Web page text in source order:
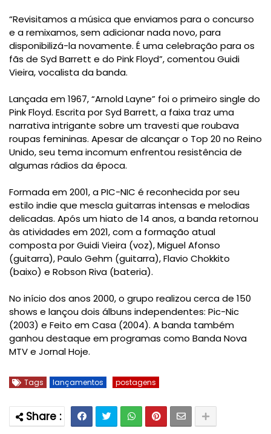
“Revisitamos a música que enviamos para o concurso
e a remixamos, sem adicionar nada novo, para
disponibilizá-la novamente. É uma celebração para os
fãs de Syd Barrett e do Pink Floyd”, comentou Guidi
Vieira, vocalista da banda.
Lançada em 1967, “Arnold Layne” foi o primeiro single do
Pink Floyd. Escrita por Syd Barrett, a faixa traz uma
narrativa intrigante sobre um travesti que roubava
roupas femininas. Apesar de alcançar o Top 20 no Reino
Unido, seu tema incomum enfrentou resistência de
algumas rádios da época.
Formada em 2001, a PIC-NIC é reconhecida por seu
estilo indie que mescla guitarras intensas e melodias
delicadas. Após um hiato de 14 anos, a banda retornou
às atividades em 2021, com a formação atual
composta por Guidi Vieira (voz), Miguel Afonso
(guitarra), Paulo Gehm (guitarra), Flavio Chokkito
(baixo) e Robson Riva (bateria).
No início dos anos 2000, o grupo realizou cerca de 150
shows e lançou dois álbuns independentes: Pic-Nic
(2003) e Feito em Casa (2004). A banda também
ganhou destaque em programas como Banda Nova
MTV e Jornal Hoje.
Tags lançamentos postagens